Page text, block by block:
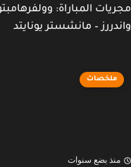
المباراة: وولفرهامبتون
– مانشستر يونايتد
ملخصات
بضع سنوات